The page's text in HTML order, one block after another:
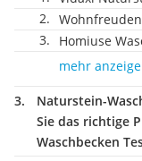
Homiuse
mehr
Naturstein-
Sie das richtige
Waschbecken